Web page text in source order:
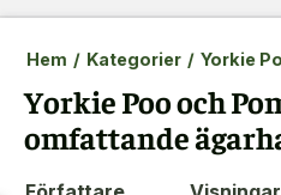
Hem / Kategorier / Yorkie
Yorkie Poo och
omfattande